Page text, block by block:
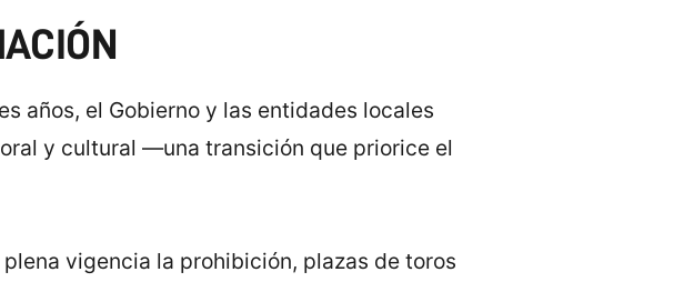
años, el Gobierno y las entidades locales
y cultural —una transición que priorice el
plena vigencia la prohibición, plazas de toros